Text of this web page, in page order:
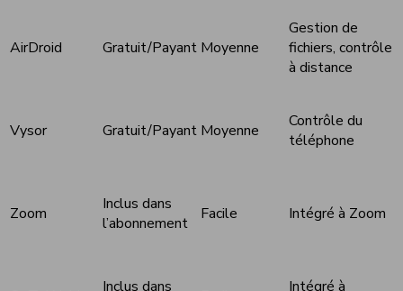
AirDroid Gratuit/Payant Moyenne
Gestion de
fichiers, contrôle
à distance
Vysor Gratuit/Payant Moyenne
Contrôle du
téléphone
Zoom
Inclus dans
l’abonnement
Facile Intégré à Zoom
Inclus dans
Intégré à